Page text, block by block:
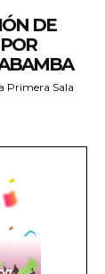
DE
Primera Sala